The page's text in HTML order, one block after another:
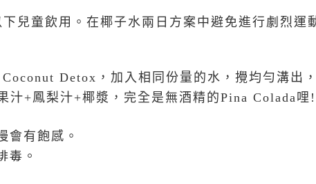
下兒童飲用。在椰子水兩日方案中避免進行劇烈運
Detox ，加入相同份量的水，攪均勻溝出
汁+鳳梨汁+椰漿，完全是無酒精的Pina Colada哩 !
會有飽感。
毒。